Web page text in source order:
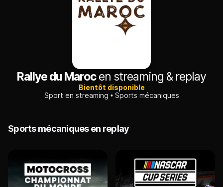
Rallye du Marocen streaming & replay
Bientôt disponible
Sport en streaming
Sports mécaniques
Sports mécaniques en replay